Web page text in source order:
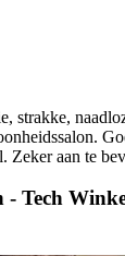
strakke,
Zeker aan te
- Tech